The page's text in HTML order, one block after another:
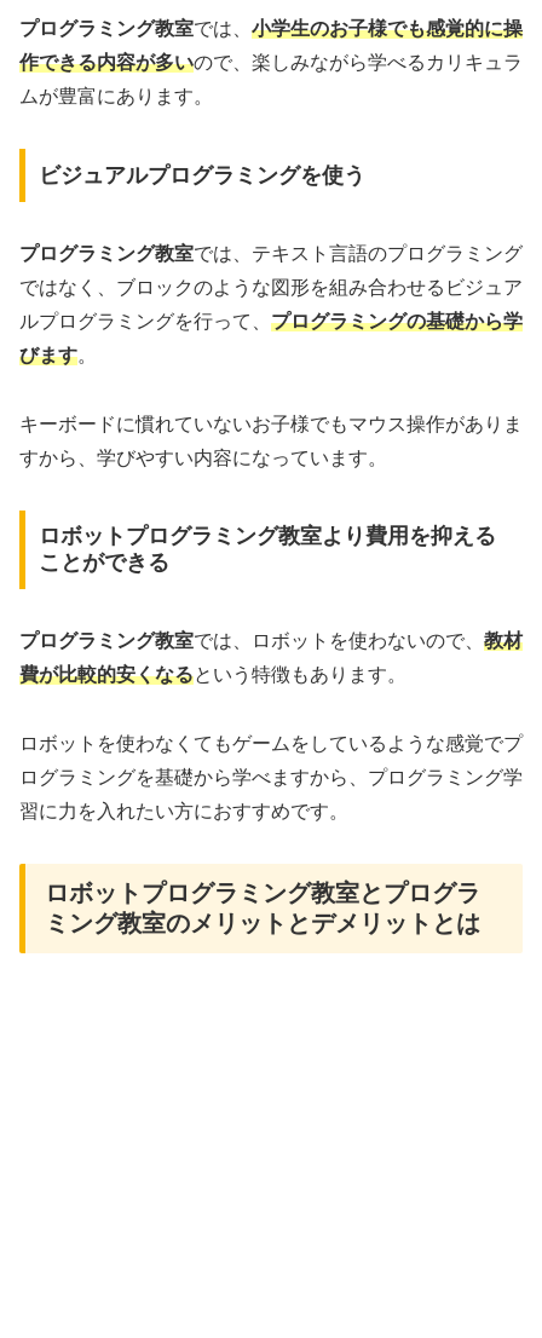
プログラミング教室では、 小学生のお子様でも感覚的に操
作できる内容が多いので、楽しみながら学べるカリキュラ
ムが豊富にあります。
ビジュアルプログラミングを使う
プログラミング教室では、テキスト言語のプログラミング
ではなく、ブロックのような図形を組み合わせるビジュア
ルプログラミングを行って、 プログラミングの基礎から学
びます。
キーボードに慣れていないお子様でもマウス操作がありま
すから、学びやすい内容になっています。
ロボットプログラミング教室より費用を抑える
ことができる
プログラミング教室では、ロボットを使わないので、 教材
費が比較的安くなるという特徴もあります。
ロボットを使わなくてもゲームをしているような感覚でプ
ログラミングを基礎から学べますから、プログラミング学
習に力を入れたい方におすすめです。
ロボットプログラミング教室とプログラ
ミング教室のメリットとデメリットとは